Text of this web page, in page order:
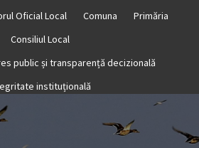
Oficial Local Comuna
Primăria
Consiliul Local
public și transparență decizională
instituțională